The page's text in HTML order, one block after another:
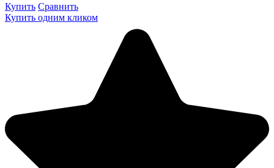
Купить Сравнить
Купить одним кликом